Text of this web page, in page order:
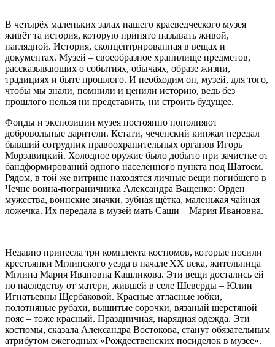
В четырёх маленьких залах нашего краеведческого музея
живёт та история, которую принято называть живой,
наглядной. История, сконцентрированная в вещах и
документах. Музей – своеобразное хранилище предметов,
рассказывающих о событиях, обычаях, образе жизни,
традициях и быте прошлого. И необходим он, музей, для того,
чтобы мы знали, помнили и ценили историю, ведь без
прошлого нельзя ни представить, ни строить будущее.
Фонды и экспозиции музея постоянно пополняют
добровольные дарители. Кстати, чеченский кинжал передал
бывший сотрудник правоохранительных органов Игорь
Морзавицкий. Холодное оружие было добыто при зачистке от
бандформирований одного населённого пункта под Шатоем.
Рядом, в той же витрине находятся личные вещи погибшего в
Чечне воина-пограничника Александра Ващенко: Орден
мужества, воинские значки, зубная щётка, маленькая чайная
ложечка. Их передала в музей мать Саши – Мария Ивановна.
Недавно принесла три комплекта костюмов, которые носили
крестьянки Мглинского уезда в начале XX века, жительница
Мглина Мария Ивановна Кашликова. Эти вещи достались ей
по наследству от матери, жившей в селе Шеверды – Юлии
Игнатьевны Щербаковой. Красные атласные юбки,
полотняные рубахи, вышитые сорочки, вязаный шерстяной
пояс – тоже красный. Праздничная, нарядная одежда. Эти
костюмы, сказала Александра Востокова, станут обязательным
атрибутом ежегодных «Рождественских посиделок в музее».